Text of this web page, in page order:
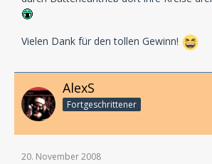
Vielen Dank für den tollen Gewinn!
AlexS
Fortgeschrittener
20. November 2008